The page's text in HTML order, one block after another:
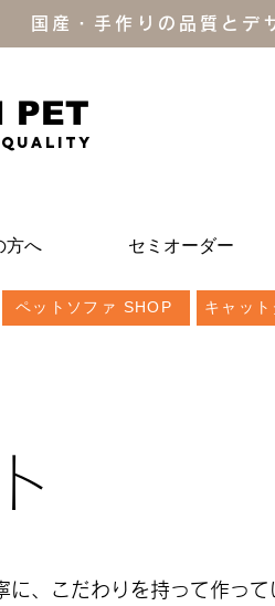
国産・手作りの品質と
PET
quality
方へ セミオーダー
ペットソファ SHOP キャッ
に、こだわりを持って作っ